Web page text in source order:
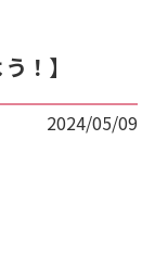
！】
2024/05/09